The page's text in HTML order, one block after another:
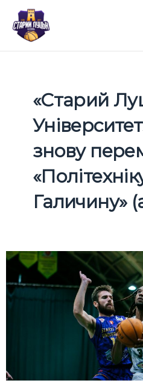
вмісту
«Старий
знову
Галичину»